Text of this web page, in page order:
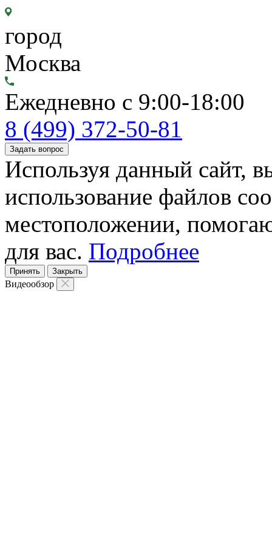
город
Москва
Ежедневно с 9:00-18:00
8 (499) 372-50-81
Задать вопрос
Используя данный сайт,
использование файлов
местоположении,
для вас. Подробнее
Принять Закрыть
Видеообзор